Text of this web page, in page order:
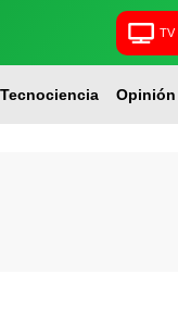
TV
Tecnociencia Opinión